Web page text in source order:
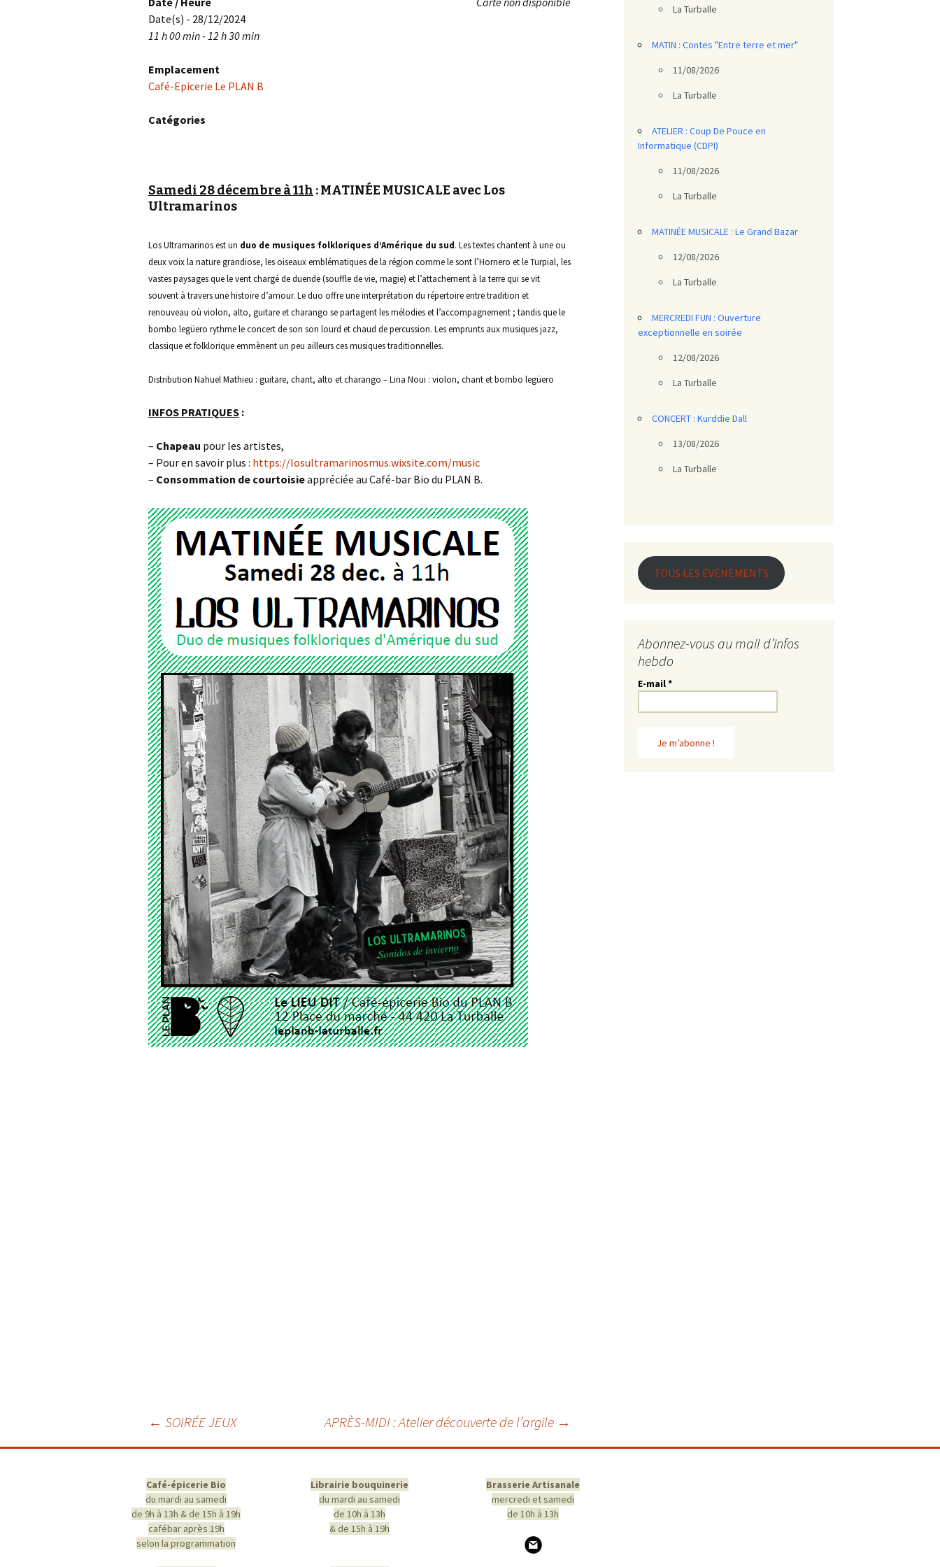
Date(s) - 28/12/2024
11 h 00 min - 12 h 30 min
Emplacement
Café-Epicerie Le PLAN B
Catégories
Samedi 28 décembre à 11h : MATINÉE MUSICALE avec Los
Ultramarinos
Los Ultramarinos est un duo de musiques folkloriques d’Amérique du sud. Les textes chantent à une ou
deux voix la nature grandiose, les oiseaux emblématiques de la région comme le sont l’Hornero et le Turpial, les
vastes paysages que le vent chargé de duende (souffle de vie, magie) et l’attachement à la terre qui se vit
souvent à travers une histoire d’amour. Le duo offre une interprétation du répertoire entre tradition et
renouveau où violon, alto, guitare et charango se partagent les mélodies et l’accompagnement ; tandis que le
bombo legüero rythme le concert de son son lourd et chaud de percussion. Les emprunts aux musiques jazz,
classique et folklorique emmènent un peu ailleurs ces musiques traditionnelles.
Distribution Nahuel Mathieu : guitare, chant, alto et charango – Lina Noui : violon, chant et bombo legüero
INFOS PRATIQUES :
– Chapeau pour les artistes,
– Pour en savoir plus : https://losultramarinosmus.wixsite.com/music
– Consommation de courtoisieappréciée au Café-bar Bio du PLAN B.
des
← SOIRÉE JEUX APRÈS-MIDI : Atelier découverte de l’argile →
La Turballe
MATIN : Contes "Entre terre et mer"
11/08/2026
La Turballe
ATELIER : Coup De Pouce en
Informatique (CDPI)
11/08/2026
La Turballe
MATINÉE MUSICALE : Le Grand Bazar
12/08/2026
La Turballe
MERCREDI FUN : Ouverture
exceptionnelle en soirée
12/08/2026
La Turballe
CONCERT : Kurddie Dall
13/08/2026
La Turballe
TOUS LES ÉVÈNEMENTS
Abonnez-vous au mail d’infos
hebdo
E-mail*
Café-épicerie Bio
du mardi au samedi
de 9h à 13h & de 15h à 19h
cafébar après 19h
selon la programmation
Librairie bouquinerie
du mardi au samedi
de 10h à 13h
& de 15h à 19h
Brasserie Artisanale
mercredi et samedi
de 10h à 13h